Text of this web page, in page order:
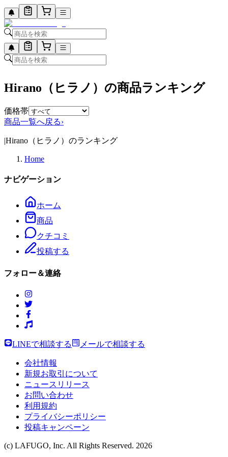
Hirano（ヒラノ）の商品ランキング
価格帯
商品一覧へ戻る›
|Hirano（ヒラノ）のランキング
Home
ナビゲーション
ホーム
商品
クチコミ
投稿する
フォロー＆連絡
LINEで相談する メールで相談する
会社情報
新規お取引について
ニュースリリース
お問い合わせ
利用規約
プライバシーポリシー
投稿キャンペーン
(c) LAFUGO, Inc. All Rights Reserved. 2026